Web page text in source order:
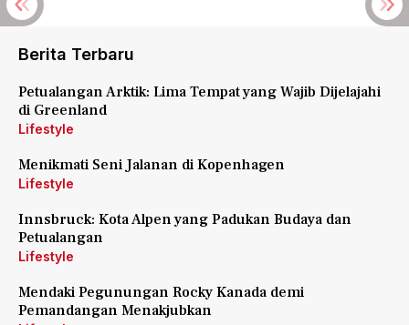
Berita Terbaru
Petualangan Arktik: Lima Tempat yang Wajib Dijelajahi
di Greenland
Lifestyle
Menikmati Seni Jalanan di Kopenhagen
Lifestyle
Innsbruck: Kota Alpen yang Padukan Budaya dan
Petualangan
Lifestyle
Mendaki Pegunungan Rocky Kanada demi
Pemandangan Menakjubkan